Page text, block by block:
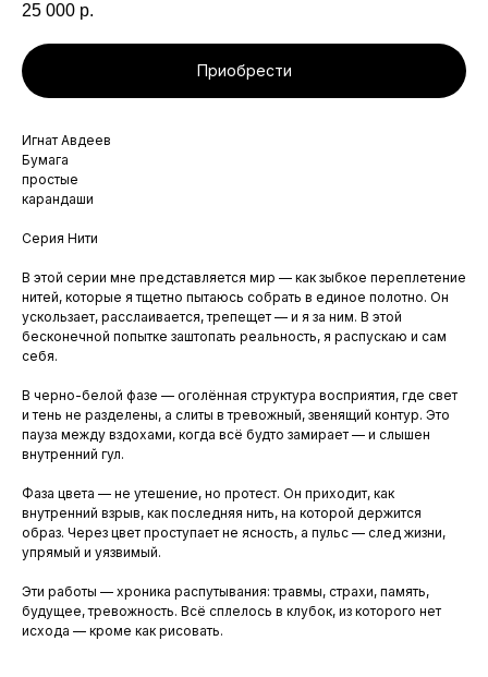
25 000 р.
Приобрести
Игнат Авдеев
Бумага
простые
карандаши
Серия Нити
В этой серии мне представляется мир — как зыбкое переплетение
нитей, которые я тщетно пытаюсь собрать в единое полотно. Он
ускользает, расслаивается, трепещет — и я за ним. В этой
бесконечной попытке заштопать реальность, я распускаю и сам
себя.
В черно-белой фазе — оголённая структура восприятия, где свет
и тень не разделены, а слиты в тревожный, звенящий контур. Это
пауза между вздохами, когда всё будто замирает — и слышен
внутренний гул.
Фаза цвета — не утешение, но протест. Он приходит, как
внутренний взрыв, как последняя нить, на которой держится
образ. Через цвет проступает не ясность, а пульс — след жизни,
упрямый и уязвимый.
Эти работы — хроника распутывания: травмы, страхи, память,
будущее, тревожность. Всё сплелось в клубок, из которого нет
исхода — кроме как рисовать.